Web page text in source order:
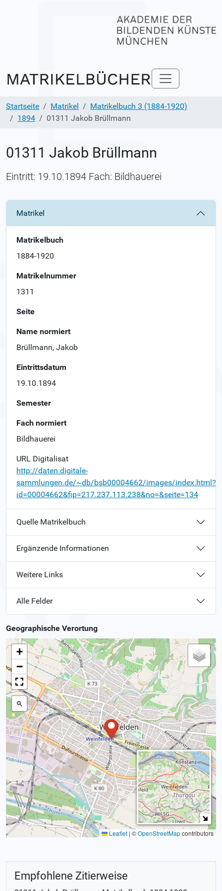
Startseite Matrikel
Matrikelbuch 3 (1884-1920)
1894
01311 Jakob Brüllmann
01311 Jakob Brüllmann
Eintritt: 19.10.1894 Fach: Bildhauerei
Matrikel
Matrikelbuch
1884-1920
Matrikelnummer
1311
Seite
Name normiert
Brüllmann, Jakob
Eintrittsdatum
19.10.1894
Semester
Fach normiert
Bildhauerei
URL Digitalisat
http://daten.digitale-
sammlungen.de/~db/bsb00004662/images/index.html?
id=00004662&fip=217.237.113.238&no=&seite=134
Quelle Matrikelbuch
Ergänzende Informationen
Weitere Links
Alle Felder
Geographische Verortung
+
−
Leaflet | ©OpenStreetMapcontributors
Empfohlene Zitierweise